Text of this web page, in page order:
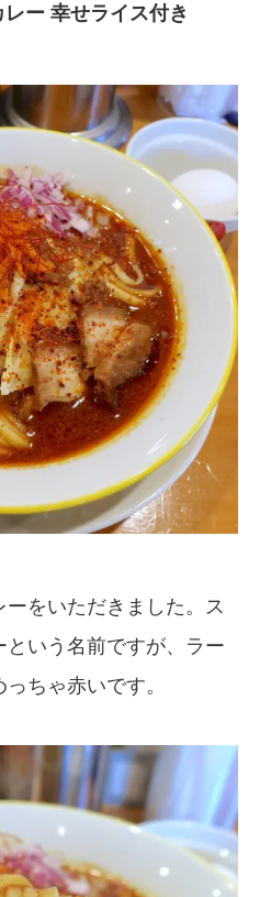
ー 幸せライス付き
をいただきました。ス
いう名前ですが、ラー
ちゃ赤いです。